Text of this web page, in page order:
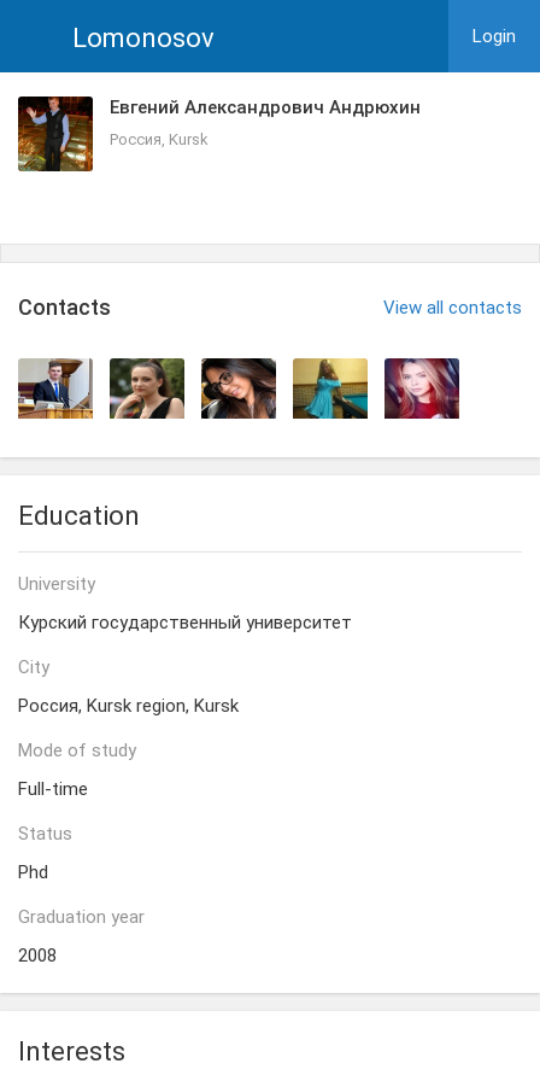
Lomonosov Login
Евгений Александрович Андрюхин
Россия, Kursk
Сontacts View all contacts
Education
University
Курский государственный университет
City
Россия, Kursk region, Kursk
Mode of study
Full-time
Status
Phd
Graduation year
2008
Interests